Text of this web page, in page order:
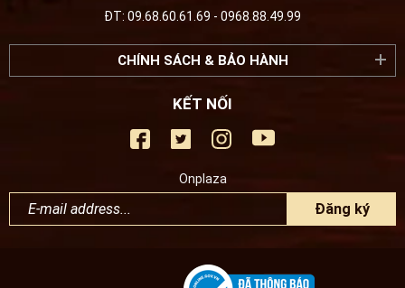
ĐT: 09.68.60.61.69 - 0968.88.49.99
CHÍNH SÁCH & BẢO HÀNH
KẾT NỐI
Onplaza
Đăng ký